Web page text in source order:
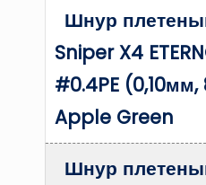
Шнур
Sniper X4
#0.4PE (0,10мм,
Apple Green
Шнур